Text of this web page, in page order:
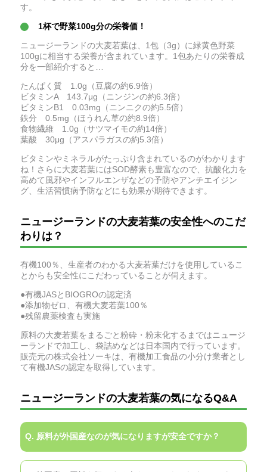
す。
1杯で野菜100g分の栄養価！
ニュージーランドの大麦若葉は、1包（3g）に緑黄色野菜
100gに相当する栄養が含まれています。1包あたりの栄養成
分を一部紹介すると…
たんぱく質 1.0g（豆腐の約6.9倍）
ビタミンA 143.7μg（ニンジンの約6.3倍）
ビタミンB1 0.03mg（ニンニクの約5.5倍）
鉄分 0.5mg（ほうれん草の約8.9倍）
食物繊維 1.0g（サツマイモの約14倍）
葉酸 30μg（アスパラガスの約5.3倍）
ビタミンやミネラルがたっぷり含まれているのがわかります
ね！さらに大麦若葉にはSOD酵素も豊富なので、抗酸化力を
高めて風邪やインフルエンザなどの予防やアンチエイジン
グ、生活習慣病予防などにも効果が期待できます。
ニュージーランドの大麦若葉の安全性へのこだ
わりは？
有機100％、生産者のわかる大麦若葉だけを使用しているこ
とからも安全性にこだわっていることが伺えます。
●有機JASとBIOGROの認定済
●添加物ゼロ、有機大麦若葉100％
●残留農薬検査も実施
原料の大麦若葉をまるごと粉砕・粉末化するまではニュージ
ーランドで加工し、袋詰めなどは日本国内で行っています。
販売元の株式会社ソーキは、有機加工食品の小分け業者とし
て有機JASの認定を取得しています。
ニュージーランドの大麦若葉の気になるQ&A
Q. 原料が外国産なのが気になりますが安全ですか？